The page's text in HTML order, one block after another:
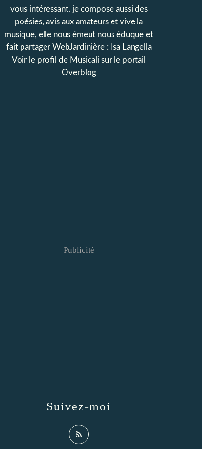
vous intéressant. je compose aussi des
poésies, avis aux amateurs et vive la
musique, elle nous émeut nous éduque et
fait partager WebJardinière : Isa Langella
Voir le profil de Musicali sur le portail
Overblog
Suivez-moi
Publicité